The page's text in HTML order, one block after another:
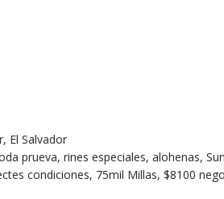
El Salvador
prueva, rines especiales, alohenas,
condiciones, 75mil Millas, $8100